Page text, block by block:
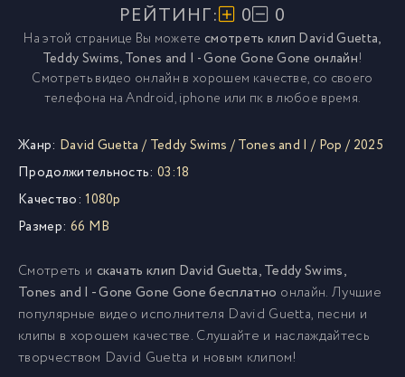
РЕЙТИНГ: 0 0
На этой странице Вы можете смотреть клип David Guetta,
Teddy Swims, Tones and I - Gone Gone Gone онлайн!
Смотреть видео онлайн в хорошем качестве, со своего
телефона на Android, iphone или пк в любое время.
Жанр: David Guetta / Teddy Swims /Tones and I / Pop / 2025
Продолжительность: 03:18
Качество: 1080p
Размер: 66 MB
Смотреть и скачать клип David Guetta, Teddy Swims,
Tones and I - Gone Gone Gone бесплатно онлайн. Лучшие
популярные видео исполнителя David Guetta, песни и
клипы в хорошем качестве. Слушайте и наслаждайтесь
творчеством David Guetta и новым клипом!